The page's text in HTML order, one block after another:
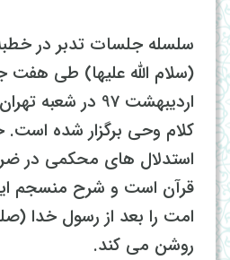
سلسله جلسات تدبر در
اردیبهشت 97 در
کلام وحی برگزار شده
استدلال های محکمی در
قرآن است و شرح منسجم
امت را بعد از رسول خدا
روشن می کند.